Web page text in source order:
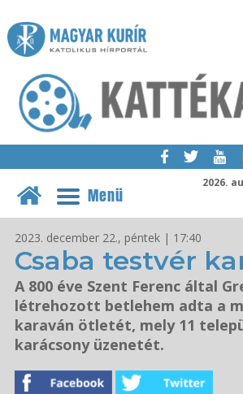
2026.
Menü
2023. december 22., péntek | 17:40
Csaba testvér
A 800 éve Szent Ferenc által
létrehozott betlehem adta a
karaván ötletét, mely 11
karácsony üzenetét.